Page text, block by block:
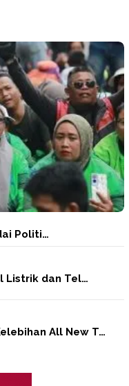
Politi…
Listrik dan Tel…
All New T…